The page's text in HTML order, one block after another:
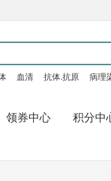
血清 抗体.抗原 病理
领券中心 积分中